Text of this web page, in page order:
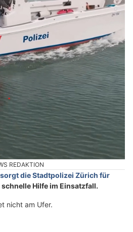
REDAKTION
sorgt die Stadtpolizei Zürich für
Hilfe im Einsatzfall.
nicht am Ufer.